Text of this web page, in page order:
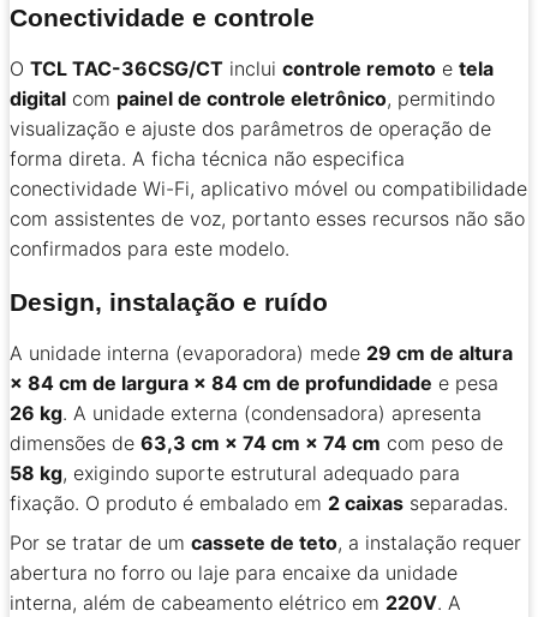
Conectividade e controle
O TCL TAC-36CSG/CT inclui controle remoto e tela
digital com painel de controle eletrônico, permitindo
visualização e ajuste dos parâmetros de operação de
forma direta. A ficha técnica não especifica
conectividade Wi-Fi, aplicativo móvel ou compatibilidade
com assistentes de voz, portanto esses recursos não são
confirmados para este modelo.
Design, instalação e ruído
A unidade interna (evaporadora) mede 29 cm de altura
× 84 cm de largura × 84 cm de profundidade e pesa
26 kg. A unidade externa (condensadora) apresenta
dimensões de 63,3 cm × 74 cm × 74 cm com peso de
58 kg, exigindo suporte estrutural adequado para
fixação. O produto é embalado em 2 caixas separadas.
Por se tratar de um cassete de teto, a instalação requer
abertura no forro ou laje para encaixe da unidade
interna, além de cabeamento elétrico em 220V. A